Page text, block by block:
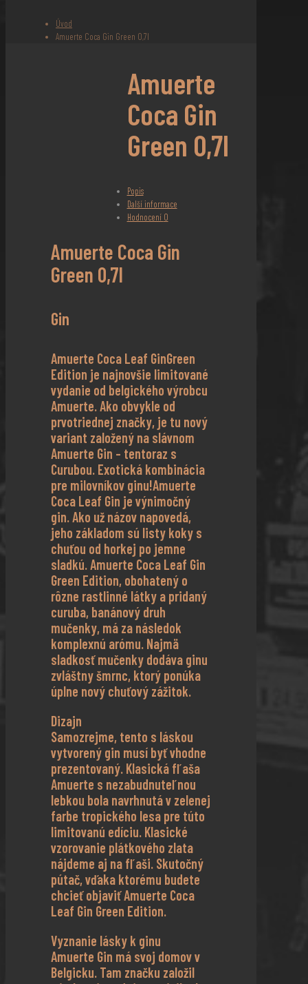
Úvod
Amuerte Coca Gin Green 0,7l
Amuerte
Coca Gin
Green 0,7l
Popis
Další informace
Hodnocení 0
Amuerte Coca Gin
Green 0,7l
Gin
Amuerte Coca Leaf GinGreen
Edition je najnovšie limitované
vydanie od belgického výrobcu
Amuerte. Ako obvykle od
prvotriednej značky, je tu nový
variant založený na slávnom
Amuerte Gin – tentoraz s
Curubou. Exotická kombinácia
pre milovníkov ginu!Amuerte
Coca Leaf Gin je výnimočný
gin. Ako už názov napovedá,
jeho základom sú listy koky s
chuťou od horkej po jemne
sladkú. Amuerte Coca Leaf Gin
Green Edition, obohatený o
rôzne rastlinné látky a pridaný
curuba, banánový druh
mučenky, má za následok
komplexnú arómu. Najmä
sladkosť mučenky dodáva ginu
zvláštny šmrnc, ktorý ponúka
úplne nový chuťový zážitok.
Dizajn
Samozrejme, tento s láskou
vytvorený gin musí byť vhodne
prezentovaný. Klasická fľaša
Amuerte s nezabudnuteľnou
lebkou bola navrhnutá v zelenej
farbe tropického lesa pre túto
limitovanú edíciu. Klasické
vzorovanie plátkového zlata
nájdeme aj na fľaši. Skutočný
pútač, vďaka ktorému budete
chcieť objaviť Amuerte Coca
Leaf Gin Green Edition.
Vyznanie lásky k ginu
Amuerte Gin má svoj domov v
Belgicku. Tam značku založil